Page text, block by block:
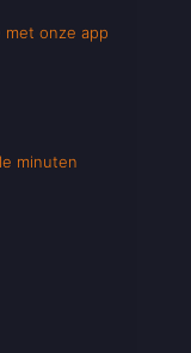
onze app
minuten